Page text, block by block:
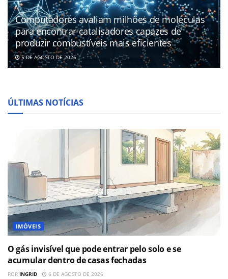
Computadores avaliam milhões de moléculas
para encontrar catalisadores capazes de
produzir combustíveis mais eficientes
5 DE AGOSTO DE 2026
ÚLTIMAS NOTÍCIAS
IMÓVEIS
O gás invisível que pode entrar pelo solo e se
acumular dentro de casas fechadas
POR INGRID 6 DE AGOSTO DE 2026